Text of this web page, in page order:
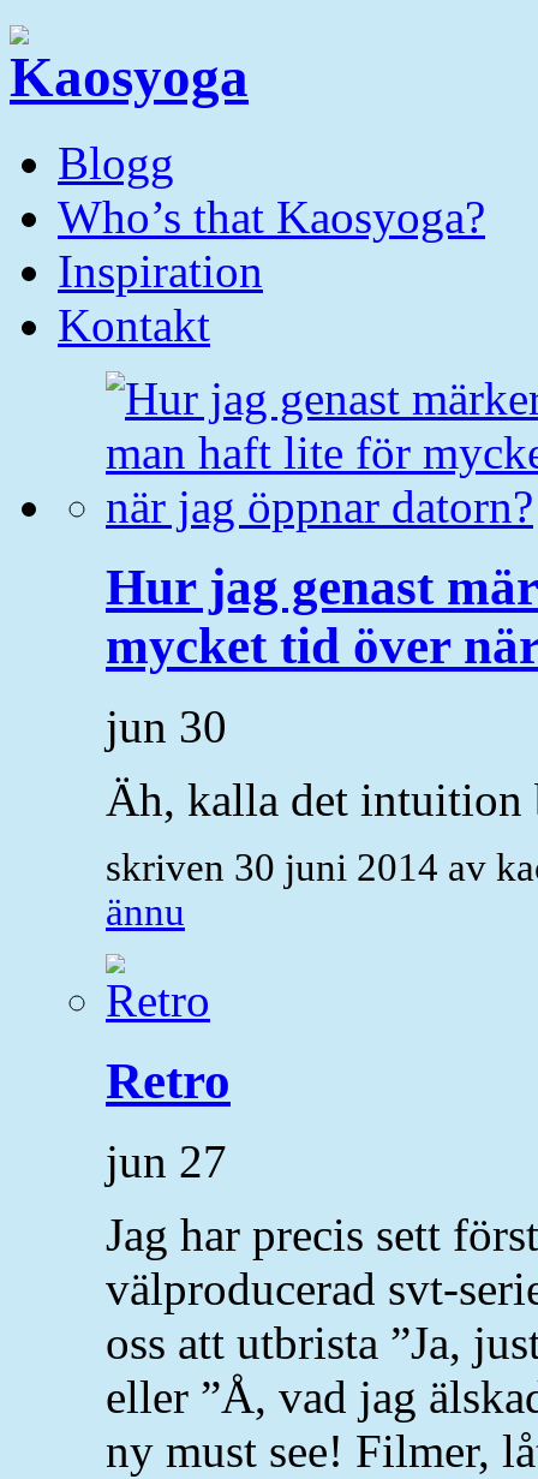
Blogg
Who’s that Kaosyoga?
Inspiration
Kontakt
Hur jag genast
mycket tid över
jun 30
Äh, kalla det intuition
skriven 30 juni 2014 av
ännu
Retro
jun 27
Jag har precis sett
välproducerad svt-
oss att utbrista ”Ja,
eller ”Å, vad jag
ny must see! Filmer,